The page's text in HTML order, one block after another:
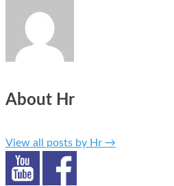
About Hr
View all posts by Hr →